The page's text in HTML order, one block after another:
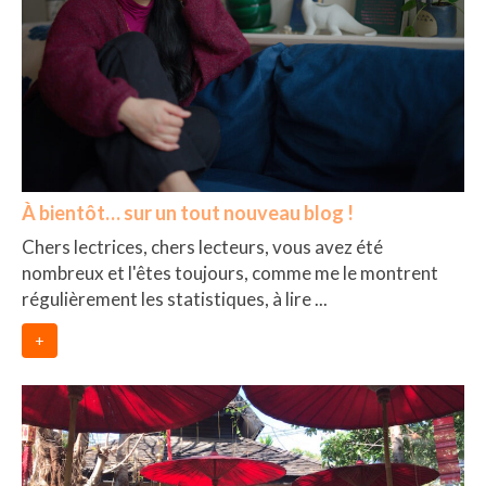
– Sucre
CHILI
CHINE
– Guilin
– Xi’an
CORÉE DU SUD
DANEMARK
– Copenhague
À bientôt… sur un tout nouveau blog !
Chers lectrices, chers lecteurs, vous avez été
nombreux et l'êtes toujours, comme me le montrent
régulièrement les statistiques, à lire ...
+